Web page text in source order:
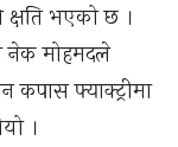
क्षति भएको छ ।
नेक मोहमदले
कपास फ्याक्ट्रीमा
।